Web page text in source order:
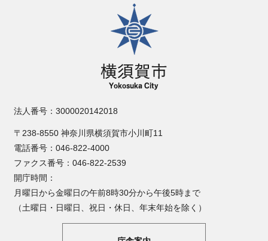
横須賀市
法人番号：3000020142018
〒238-8550 神奈川県横須賀市小川町11
電話番号：046-822-4000
ファクス番号：046-822-2539
開庁時間：
月曜日から金曜日の午前8時30分から午後5時まで
（土曜日・日曜日、祝日・休日、年末年始を除く）